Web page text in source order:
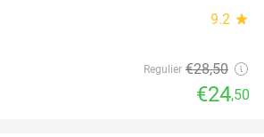
9.2 star
Regulier €28,50
€24,50